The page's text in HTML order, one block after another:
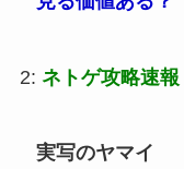
2: ネトゲ攻略速報
実写のヤマイ